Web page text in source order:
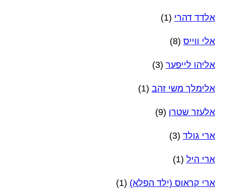
אלדד דהרי (1)
אלי ווייס (8)
אליהו לייפער (3)
אלימלך משי זהב (1)
אלעזר שטרן (9)
ארי גולד (3)
ארי היל (1)
ארי קראוס (ילד הפלא) (1)